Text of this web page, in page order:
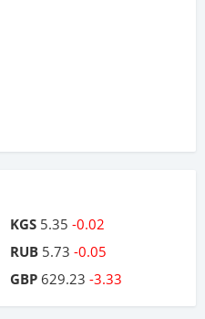
KGS 5.35 -0.02
RUB 5.73 -0.05
GBP 629.23 -3.33